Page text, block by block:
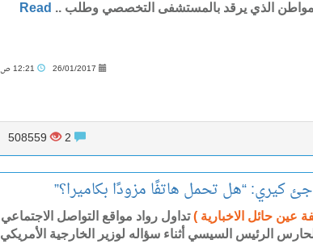
الذي يرقد بالمستشفى التخصصي وطلب .. Read
26/01/2017 12:21 ص
2
508559
كيري: “هل تحمل هاتفًا مزودًا بكاميرا؟”
عين حائل الاخبارية )تداول رواد مواقع التواصل الاجتماعي
الرئيس السيسي أثناء سؤاله لوزير الخارجية الأمريكي